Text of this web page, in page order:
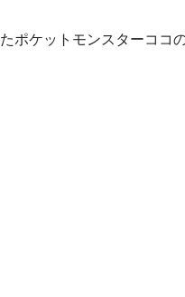
ポケットモンスターココ